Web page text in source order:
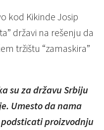
kod Kikinde Josip
državi na rešenju da
tržištu “zamaskira”
su za državu Srbiju
Umesto da nama
proizvodnju